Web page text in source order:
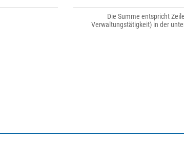
05 Privatrechtliche
Leistungsentgelte
Die Summe entspricht
Verwaltungstätigkeit) in der